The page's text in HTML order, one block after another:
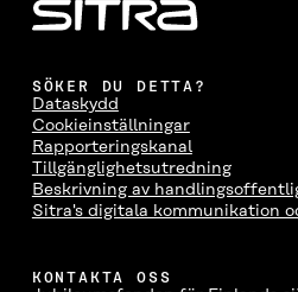
SÖKER DU DETTA?
Dataskydd
Cookieinställningar
Rapporteringskanal
Tillgänglighetsutredning
Beskrivning av
Sitra's digitala kommunikation
KONTAKTA OSS